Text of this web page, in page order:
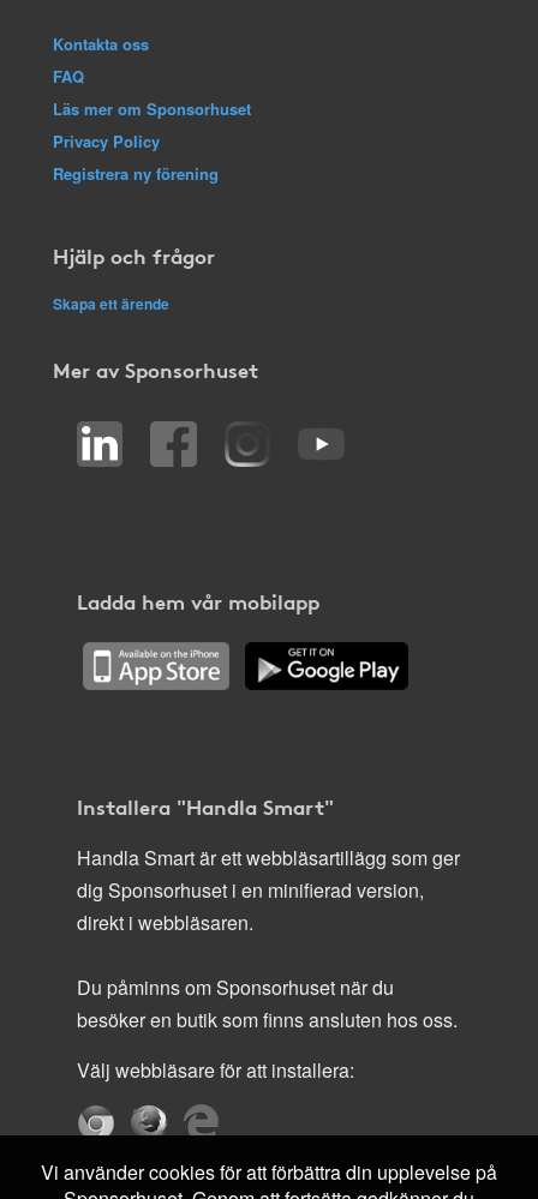
Kontakta oss
FAQ
Läs mer om Sponsorhuset
Privacy Policy
Registrera ny förening
Hjälp och frågor
Skapa ett ärende
Mer av Sponsorhuset
Ladda hem vår mobilapp
Installera "Handla Smart"
Handla Smart är ett webbläsartillägg som ger
dig Sponsorhuset i en minifierad version,
direkt i webbläsaren.
Du påminns om Sponsorhuset när du
besöker en butik som finns ansluten hos oss.
Välj webbläsare för att installera:
Vi använder cookies för att förbättra din upplevelse på